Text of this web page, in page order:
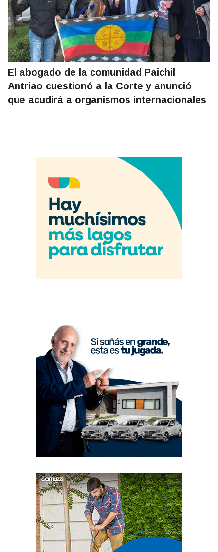
El abogado de la comunidad Paichil
Antriao cuestionó a la Corte y anunció
que acudirá a organismos internacionales